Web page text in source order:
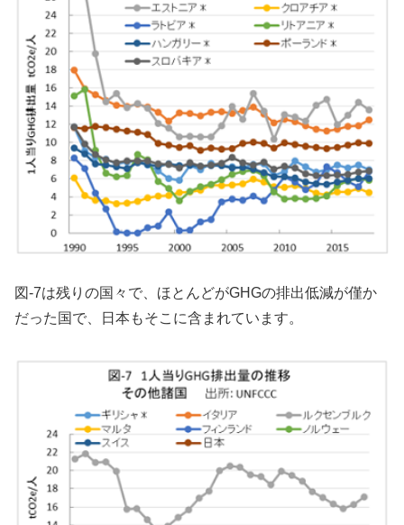
図-7は残りの国々で、ほとんどがGHGの排出低減が僅か
だった国で、日本もそこに含まれています。